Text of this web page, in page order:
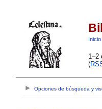
Inicio
1–2
(
Opciones de búsqueda y